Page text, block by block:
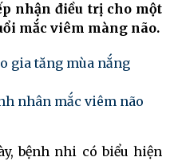
nhận điều trị cho một
mắc viêm màng não.
gia tăng mùa nắng
nhân mắc viêm não
bệnh nhi có biểu hiện